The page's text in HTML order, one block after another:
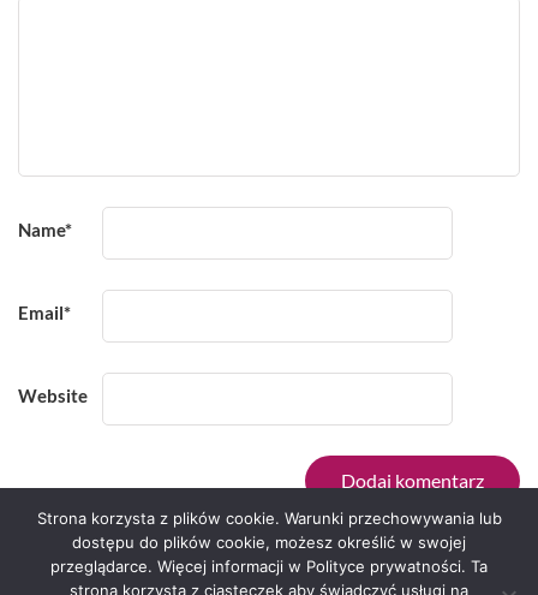
Name*
Email*
Website
Serwis zaprojektował Grzegorz Sztank .
Strona korzysta z plików cookie. Warunki przechowywania lub
dostępu do plików cookie, możesz określić w swojej
przeglądarce. Więcej informacji w Polityce prywatności. Ta
strona korzysta z ciasteczek aby świadczyć usługi na